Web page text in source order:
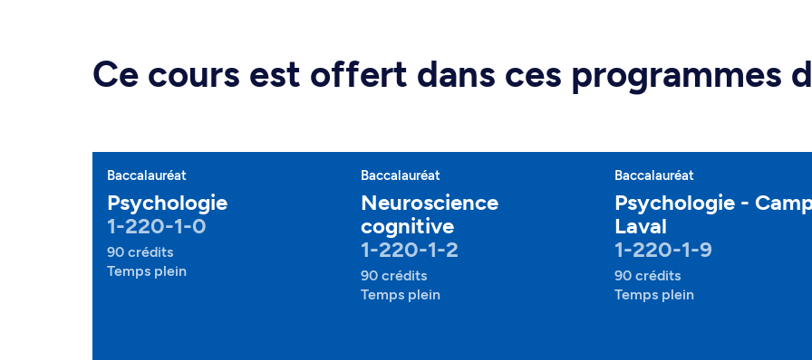
Ce cours est offert dans ces programmes
Baccalauréat
Psychologie
1-220-1-0
90 crédits
Temps plein
Baccalauréat
Neuroscience
cognitive
1-220-1-2
90 crédits
Temps plein
Baccalauréat
Psychologie -
Laval
1-220-1-9
90 crédits
Temps plein